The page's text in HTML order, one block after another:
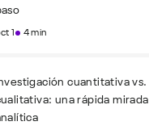
1 4 min
cuantitativa vs.
una rápida mirada